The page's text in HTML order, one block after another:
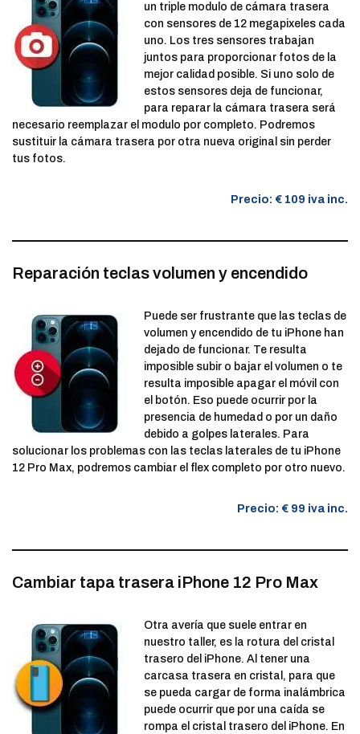
un triple modulo de cámara trasera
con sensores de 12 megapixeles cada
uno. Los tres sensores trabajan
juntos para proporcionar fotos de la
mejor calidad posible. Si uno solo de
estos sensores deja de funcionar,
para reparar la cámara trasera será
necesario reemplazar el modulo por completo. Podremos
sustituir la cámara trasera por otra nueva original sin perder
tus fotos.
Precio: € 109 iva inc.
Reparación teclas volumen y encendido
Puede ser frustrante que las teclas de
volumen y encendido de tu iPhone han
dejado de funcionar. Te resulta
imposible subir o bajar el volumen o te
resulta imposible apagar el móvil con
el botón. Eso puede ocurrir por la
presencia de humedad o por un daño
debido a golpes laterales. Para
solucionar los problemas con las teclas laterales de tu iPhone
12 Pro Max, podremos cambiar el flex completo por otro nuevo.
Precio: € 99 iva inc.
Cambiar tapa trasera iPhone 12 Pro Max
Otra avería que suele entrar en
nuestro taller, es la rotura del cristal
trasero del iPhone. Al tener una
carcasa trasera en cristal, para que
se pueda cargar de forma inalámbrica
puede ocurrir que por una caída se
rompa el cristal trasero del iPhone. En